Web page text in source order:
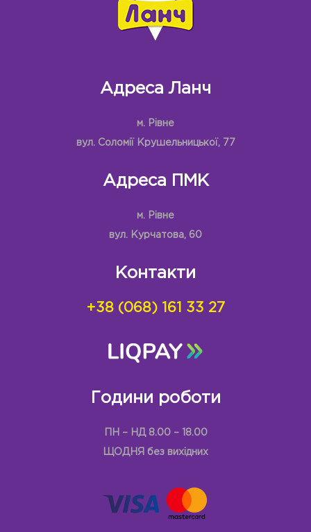
Адреса Ланч
м. Рівне
вул. Соломії Крушельницької, 77
Адреса ПМК
м. Рівне
вул. Курчатова, 60
Контакти
+38 (068) 161 33 27
Години роботи
ПН – НД 8.00 – 18.00
ЩОДНЯ без вихідних